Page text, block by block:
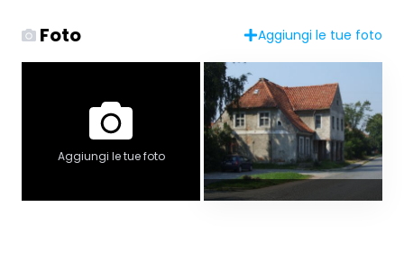
Foto Aggiungi le tue foto
Aggiungi le tue foto